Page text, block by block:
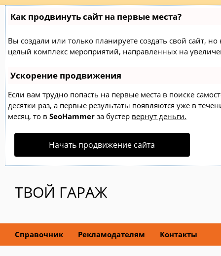
Как продвинуть сайт на первые места?
Вы создали или только планируете создать свой сайт,
целый комплекс мероприятий, направленных на
Ускорение продвижения
Если вам трудно попасть на первые места в поиске
десятки раз, а первые результаты появляются уже в
месяц, то в SeoHammer за бустер вернут деньги.
Начать продвижение сайта
ТВОЙ ГАРАЖ
Справочник Рекламодателям Контакты